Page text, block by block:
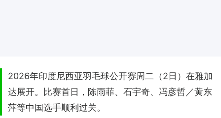
2026年印度尼西亚羽毛球公开赛周二（2日）在雅加
达展开。比赛首日，陈雨菲、石宇奇、冯彦哲／黄东
萍等中国选手顺利过关。